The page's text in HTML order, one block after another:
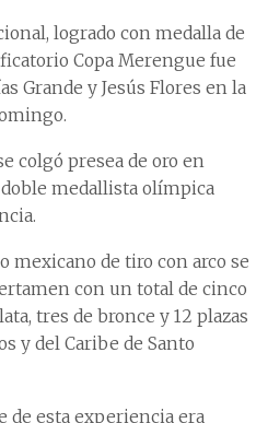
logrado con medalla de
Copa Merengue fue
Grande y Jesús Flores en la
colgó presea de oro en
medallista olímpica
mexicano de tiro con arco se
con un total de cinco
tres de bronce y 12 plazas
y del Caribe de Santo
de esta experiencia era